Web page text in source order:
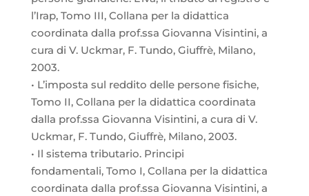
l’Irap, Tomo III, Collana per la didattica
coordinata dalla prof.ssa Giovanna Visintini, a
cura di V. Uckmar, F. Tundo, Giuffrè, Milano,
2003.
• L’imposta sul reddito delle persone fisiche,
Tomo II, Collana per la didattica coordinata
dalla prof.ssa Giovanna Visintini, a cura di V.
Uckmar, F. Tundo, Giuffrè, Milano, 2003.
• Il sistema tributario. Principi
fondamentali, Tomo I, Collana per la didattica
coordinata dalla prof.ssa Giovanna Visintini, a